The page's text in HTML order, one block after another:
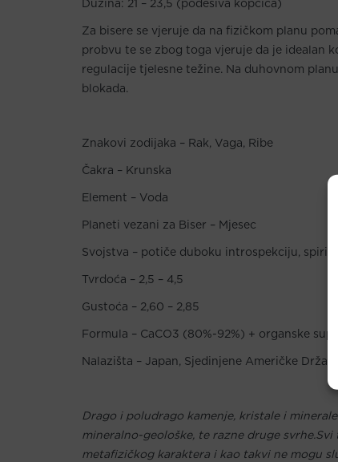
Dužina: 21 – 23,5 (podesiva kopčica)
Za bisere se vjeruje da na fizičkom planu
probvu te se zbog toga vjeruje da je idealan
regulacije tjelesne težine. Na duhovnom
blokada.
Znakovi zodijaka – Rak, Vaga, Ribe
Čakra – Krunska
Element – Voda
Planeti vezani za Biser – Mjesec
Svojstva – potiče duboku introspekciju,
Tvrdoća – 2,5 – 4,5
Gustoća – 2,60 – 2,85
Formula – CaCO3 (80%-92%) + organske
Nalazišta – Japan, Sjedinjene Američke
Drago i poludrago kamenje, kristale i
mineralno-geološke, te razne druge
metafizičkog karaktera i kao takvi ne mogu